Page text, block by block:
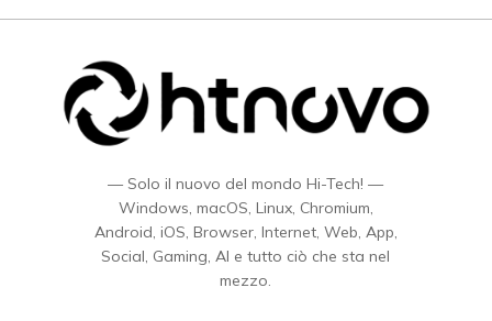
— Solo il nuovo del mondo Hi-Tech! —
Windows, macOS, Linux, Chromium,
Android, iOS, Browser, Internet, Web, App,
Social, Gaming, AI e tutto ciò che sta nel
mezzo.